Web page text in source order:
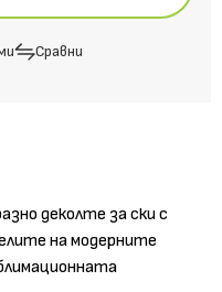
Сравни
деколте за ски с
на модерните